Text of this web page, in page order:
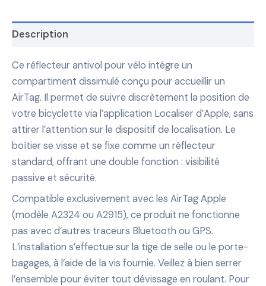
Description
Ce réflecteur antivol pour vélo intègre un
compartiment dissimulé conçu pour accueillir un
AirTag. Il permet de suivre discrètement la position de
votre bicyclette via l’application Localiser d’Apple, sans
attirer l’attention sur le dispositif de localisation. Le
boîtier se visse et se fixe comme un réflecteur
standard, offrant une double fonction : visibilité
passive et sécurité.
Compatible exclusivement avec les AirTag Apple
(modèle A2324 ou A2915), ce produit ne fonctionne
pas avec d’autres traceurs Bluetooth ou GPS.
L’installation s’effectue sur la tige de selle ou le porte-
bagages, à l’aide de la vis fournie. Veillez à bien serrer
l’ensemble pour éviter tout dévissage en roulant. Pour